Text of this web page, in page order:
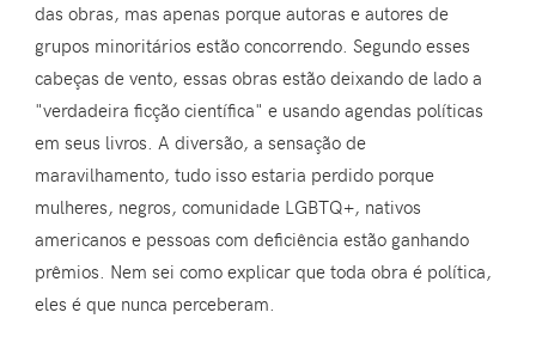
das obras, mas apenas porque autoras e autores de
grupos minoritários estão concorrendo. Segundo esses
cabeças de vento, essas obras estão deixando de lado a
"verdadeira ficção científica" e usando agendas políticas
em seus livros. A diversão, a sensação de
maravilhamento, tudo isso estaria perdido porque
mulheres, negros, comunidade LGBTQ+, nativos
americanos e pessoas com deficiência estão ganhando
prêmios. Nem sei como explicar que toda obra é política,
eles é que nunca perceberam.